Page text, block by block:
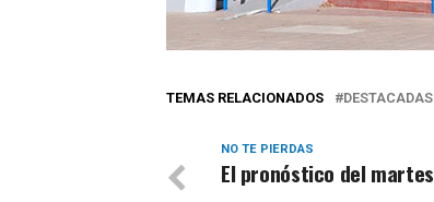
TEMAS RELACIONADOS DESTACADAS
NO TE PIERDAS
El pronóstico del martes